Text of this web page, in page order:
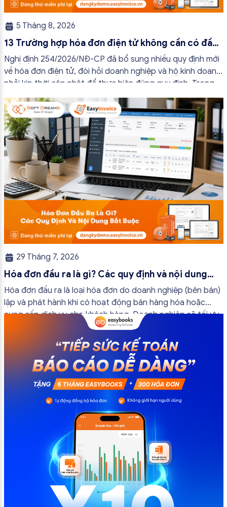
5 Tháng 8, 2026
13 Trường hợp hóa đơn điện tử không cần có đầy
đủ nội dung từ 01/7/2026
Nghị định 254/2026/NĐ-CP đã bổ sung nhiều quy định mới
về hóa đơn điện tử, đòi hỏi doanh nghiệp và hộ kinh doanh
phải kịp thời cập nhật để thực hiện đúng quy định. Trong
bài viết này, hóa đơn điện tử EasyInvoice sẽ chia sẻ 13
trường hợp hóa đơn điện tử không cần […]
29 Tháng 7, 2026
Hóa đơn đầu ra là gì? Các quy định và nội dung
bắt buộc mới nhất
Hóa đơn đầu ra là loại hóa đơn do doanh nghiệp (bên bán)
lập và phát hành khi có hoạt động bán hàng hóa hoặc
cung cấp dịch vụ cho khách hàng. Doanh nghiệp sẽ tối ưu
quy trình vận hành và tránh được những án phạt hành
chính không đáng có nếu nắm rõ […]